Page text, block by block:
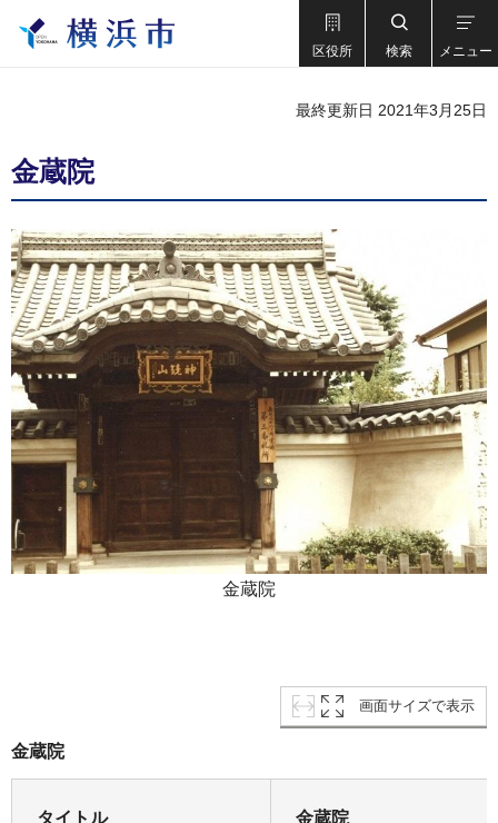
区役所 検索 メニュー
最終更新日 2021年3月25日
金蔵院
金蔵院
画面サイズで表示
金蔵院
タイトル 金蔵院